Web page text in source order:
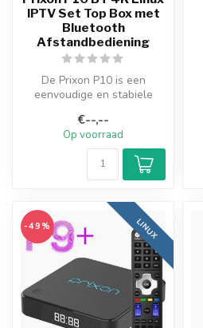
IPTV Set Top Box met
Bluetooth
Afstandbediening
De Prixon P10 is een
eenvoudige en stabiele
Het draait namelijk op Li...
€--,--
Op voorraad
LINUX
-49%